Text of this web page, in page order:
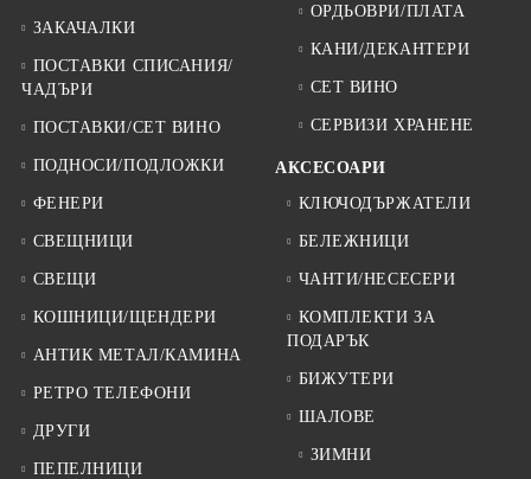
ЗАКАЧАЛКИ
ПОСТАВКИ СПИСАНИЯ/
ЧАДЪРИ
ПОСТАВКИ/СЕТ ВИНО
ПОДНОСИ/ПОДЛОЖКИ
ФЕНЕРИ
СВЕЩНИЦИ
СВЕЩИ
КОШНИЦИ/ЩЕНДЕРИ
АНТИК МЕТАЛ/КАМИНА
РЕТРО ТЕЛЕФОНИ
ДРУГИ
ПЕПЕЛНИЦИ
ОРДЬОВРИ/ПЛАТА
КАНИ/ДЕКАНТЕРИ
СЕТ ВИНО
СЕРВИЗИ ХРАНЕНЕ
АКСЕСОАРИ
КЛЮЧОДЪРЖАТЕЛИ
БЕЛЕЖНИЦИ
ЧАНТИ/НЕСЕСЕРИ
КОМПЛЕКТИ ЗА
ПОДАРЪК
БИЖУТЕРИ
ШАЛОВЕ
ЗИМНИ